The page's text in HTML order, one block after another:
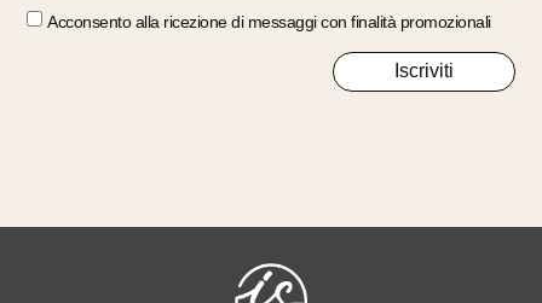
Acconsento alla ricezione di messaggi con finalità promozionali
Iscriviti